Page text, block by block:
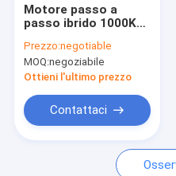
Motore passo a
passo ibrido 1000KW
3 fasi per la
macchina industriale
Prezzo:negotiable
MOQ:negoziabile
Ottieni l'ultimo prezzo
Contattaci